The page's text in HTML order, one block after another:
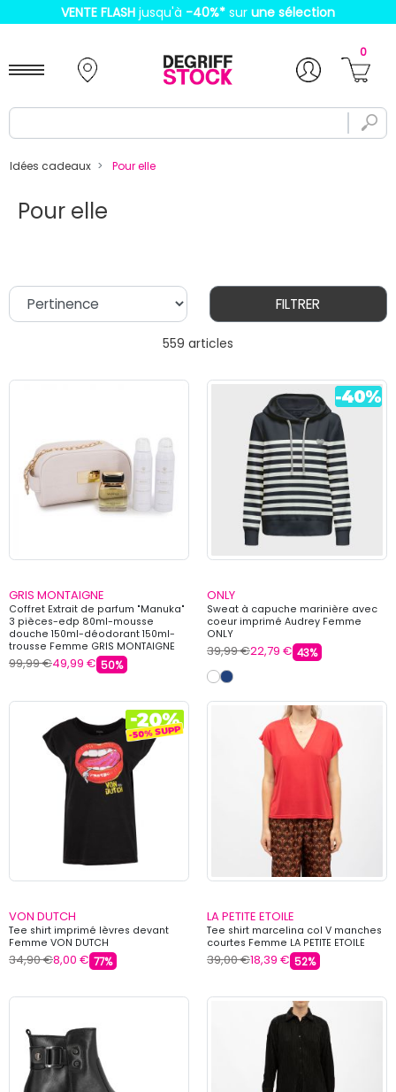
VENTE FLASH jusqu'à -40%* sur une sélection
0
Idées cadeaux Pour elle
Pour elle
559 articles
FILTRER
GRIS MONTAIGNE
Coffret Extrait de parfum "Manuka"
3 pièces-edp 80ml-mousse
douche 150ml-déodorant 150ml-
trousse Femme GRIS MONTAIGNE
99,99 €49,99 € 50%
ONLY
Sweat à capuche marinière avec
coeur imprimé Audrey Femme
ONLY
39,99 €22,79 € 43%
VON DUTCH
Tee shirt imprimé lèvres devant
Femme VON DUTCH
34,90 €8,00 € 77%
LA PETITE ETOILE
Tee shirt marcelina col V manches
courtes Femme LA PETITE ETOILE
39,00 €18,39 € 52%